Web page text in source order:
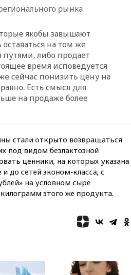
свыше 6,5 тысячи грузовиков
«Интервидение» точно
пройдет в 2026 году
вчера, 20:45ПВО за день
сбила еще 75 украинских
беспилотников над Россией
вчера, 20:35Велосипедист
погиб при атаке FPV-дрона в
Белгородской области
финансировании
экстремизма
вчера, 20:20 Суд США
постановил остановить
Белом доме
санкций против России и
Гордеевой о фейках о ВС
рынка
якобы завышают
на том же
путями, либо продает
время исповедуется
сейчас понизить цену на
Есть смысл для
на продаже более
стали открыто возвращаться
под видом безлактозной
ценники, на которых указана
до сетей эконом-класса, с
на условном сыре
этого же продукта.